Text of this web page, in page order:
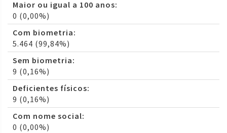
Maior ou igual a 100 anos:
0 (0,00%)
Com biometria:
5.464 (99,84%)
Sem biometria:
9 (0,16%)
Deficientes físicos:
9 (0,16%)
Com nome social:
0 (0,00%)